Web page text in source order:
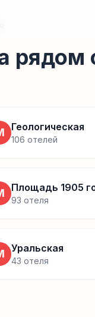
рядом
Геологическая
106 отелей
Площадь 1905
93 отеля
Уральская
43 отеля